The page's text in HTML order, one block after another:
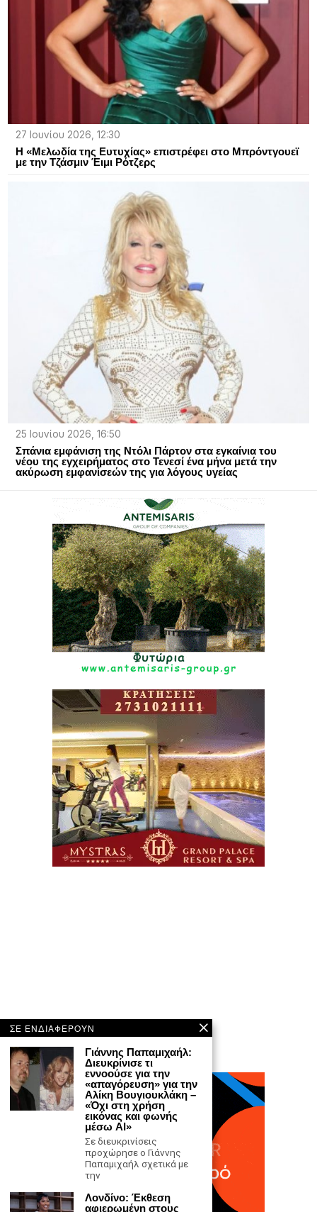
27 Ιουνίου 2026, 12:30
Η «Μελωδία της Ευτυχίας» επιστρέφει στο Μπρόντγουεϊ
με την Τζάσμιν Έιμι Ρότζερς
25 Ιουνίου 2026, 16:50
Σπάνια εμφάνιση της Ντόλι Πάρτον στα εγκαίνια του
νέου της εγχειρήματος στο Τενεσί ένα μήνα μετά την
ακύρωση εμφανίσεών της για λόγους υγείας
ΣΕ ΕΝΔΙΑΦΕΡΟΥΝ
Γιάννης Παπαμιχαήλ:
Διευκρίνισε τι
εννοούσε για την
«απαγόρευση» για την
Αλίκη Βουγιουκλάκη –
«Όχι στη χρήση
εικόνας και φωνής
μέσω AI»
Σε διευκρινίσεις
προχώρησε ο Γιάννης
Παπαμιχαήλ σχετικά με
την
Λονδίνο: Έκθεση
αφιερωμένη στους